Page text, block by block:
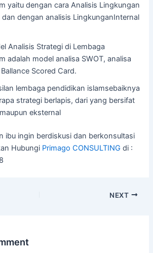
yaitu dengan cara Analisis Lingkungan
dan dengan analisis LingkunganInternal
Analisis Strategi di Lembaga
adalah model analisa SWOT, analisa
Scored Card.
lembaga pendidikan islamsebaiknya
strategi berlapis, dari yang bersifat
eksternal
ibu ingin berdiskusi dan berkonsultasi
Hubungi Primago CONSULTING di :
NEXT